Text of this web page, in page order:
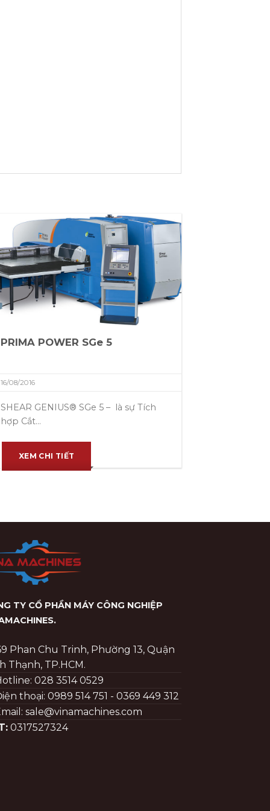
PRIMA POWER SGe 5
16/08/2016
SHEAR GENIUS® SGe 5 – là sự Tích
hợp Cắt...
XEM CHI TIẾT
TY CỔ PHẦN MÁY CÔNG NGHIỆP
.
Phan Chu Trinh, Phường 13, Quận
Thạnh, TP.HCM.
028 3514 0529
thoại: 0989 514 751 - 0369 449 312
sale@vinamachines.com
0317527324